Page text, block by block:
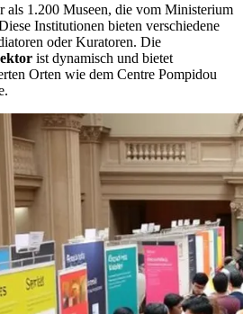
als 1.200 Museen, die vom Ministerium
Institutionen bieten verschiedene
oder Kuratoren. Die
ist dynamisch und bietet
Orten wie dem Centre Pompidou